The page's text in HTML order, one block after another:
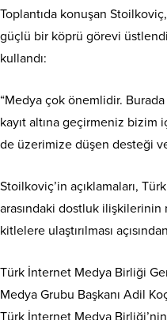
Toplantıda konuşan
güçlü bir köprü görevi
kullandı:
“Medya çok önemlidir.
kayıt altına geçirmeniz bizim
de üzerimize düşen desteği
Stoilkoviç’in açıklamaları,
arasındaki dostluk ilişkilerinin
kitlelere ulaştırılması
Türk İnternet Medya Birliği
Medya Grubu Başkanı Adil